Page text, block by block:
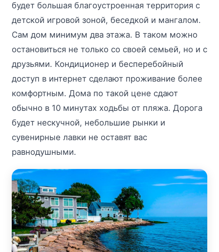
будет большая благоустроенная территория с
детской игровой зоной, беседкой и мангалом.
Сам дом минимум два этажа. В таком можно
остановиться не только со своей семьей, но и с
друзьями. Кондиционер и бесперебойный
доступ в интернет сделают проживание более
комфортным. Дома по такой цене сдают
обычно в 10 минутах ходьбы от пляжа. Дорога
будет нескучной, небольшие рынки и
сувенирные лавки не оставят вас
равнодушными.